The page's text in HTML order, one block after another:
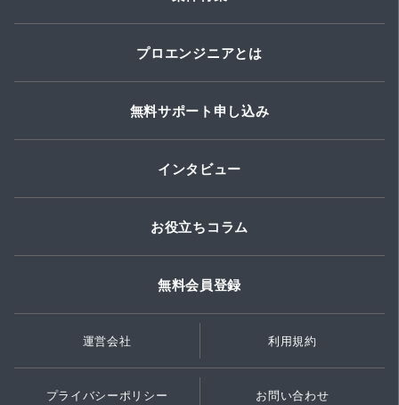
プロエンジニアとは
無料サポート申し込み
インタビュー
お役立ちコラム
無料会員登録
運営会社 利用規約
プライバシーポリシー お問い合わせ